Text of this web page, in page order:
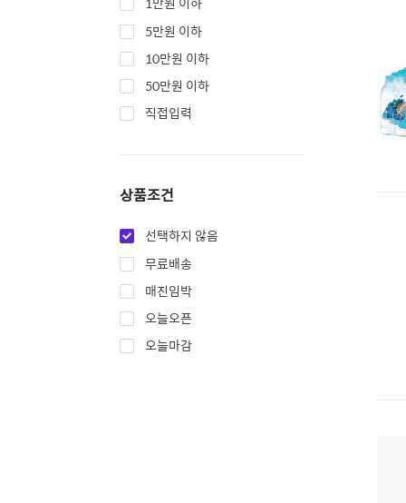
5만원 이하
10만원 이하
50만원 이하
직접입력
상품조건
선택하지 않음
무료배송
매진임박
오늘오픈
오늘마감